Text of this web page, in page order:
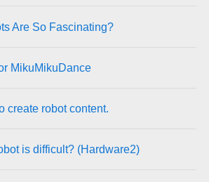
Are So Fascinating?
MikuMikuDance
create robot content.
is difficult? (Hardware2)